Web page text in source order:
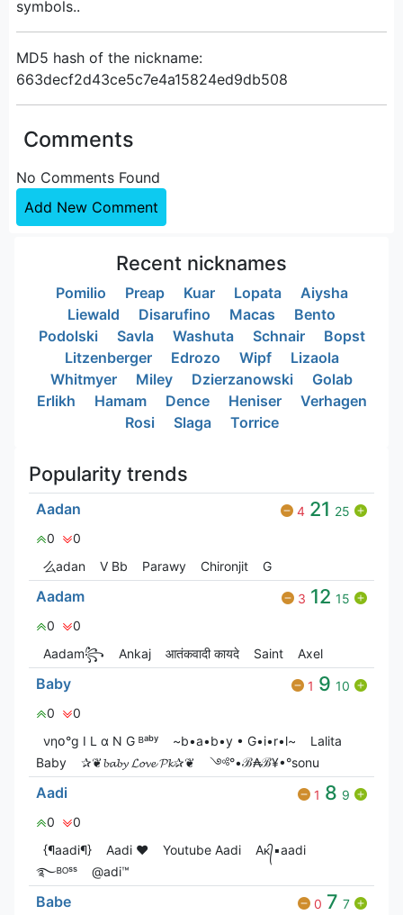
symbols..
MD5 hash of the nickname:
663decf2d43ce5c7e4a15824ed9db508
Comments
No Comments Found
Add New Comment
Recent nicknames
Pomilio Preap Kuar Lopata
Aiysha
Liewald
Disarufino Macas
Bento
Podolski
Savla Washuta Schnair
Bopst
Litzenberger
Edrozo Wipf
Lizaola
Whitmyer
Miley Dzierzanowski
Golab
Erlikh
Hamam Dence Heniser
Verhagen
Rosi
Slaga Torrice
Popularity trends
Aadan 4 21 25
0
0
么adan
V Bㅤb Parawy Chironjit G
Aadam 3 12 15
0
0
Aadam꧂
Ankaj आतंकवादी कायदे Saint Axel
Baby 1 9 10
0
0
νηօ°g I L α N G ᴮᵃᵇʸ
~b•a•b•y • G•i•r•l~
Lalita
Baby
✰❦𝓫𝓪𝓫𝔂 𝓛𝓸𝓿𝓮 𝓟𝓴✰❦ ༺°•ℬ₳ℬ¥•°sonu
Aadi 1 8 9
0
0
{¶aadi¶}
Aadi ❤ Youtube Aadi
Aᴋ᭄▪aadi
࿐ᴮᴼˢˢ
@adi™
Babe 0 7 7